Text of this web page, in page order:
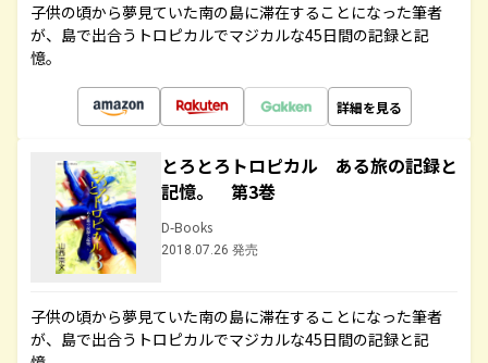
子供の頃から夢見ていた南の島に滞在することになった筆者
が、島で出合うトロピカルでマジカルな45日間の記録と記
憶。
詳細を見る
とろとろトロピカル ある旅の記録と
記憶。 第3巻
D-Books
2018.07.26 発売
子供の頃から夢見ていた南の島に滞在することになった筆者
が、島で出合うトロピカルでマジカルな45日間の記録と記